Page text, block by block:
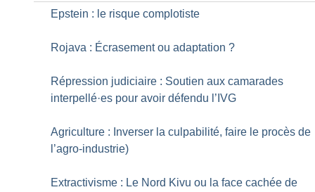
Epstein : le risque complotiste
Rojava : Écrasement ou adaptation ?
Répression judiciaire : Soutien aux camarades
interpellé·es pour avoir défendu l’IVG
Agriculture : Inverser la culpabilité, faire le procès de
l’agro-industrie)
Extractivisme : Le Nord Kivu ou la face cachée de